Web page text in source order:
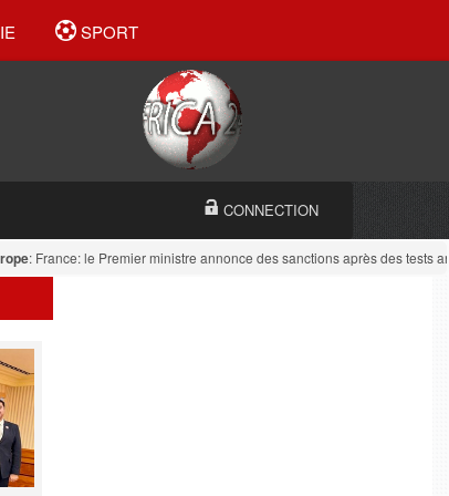
SPORT
CONNECTION
: France: le Premier ministre annonce des sanctions après des tests